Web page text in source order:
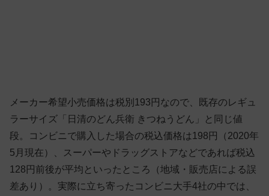
メーカー希望小売価格は税別193円なので、既存のレギュ
ラーサイズ「日清のどん兵衛 きつねうどん」と同じ値
段。コンビニで購入した場合の税込価格は198円（2020年
5月現在）、スーパーやドラッグストアなどであれば税込
128円前後が平均といったところ（地域・販売店による誤
差あり）。実際に立ち寄ったコンビニ大手4社の中では、